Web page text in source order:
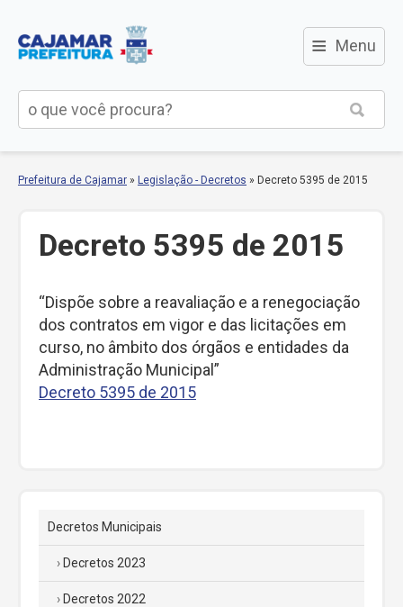
≡ Menu
Prefeitura de Cajamar » Legislação - Decretos » Decreto 5395 de 2015
Decreto 5395 de 2015
“Dispõe sobre a reavaliação e a renegociação
dos contratos em vigor e das licitações em
curso, no âmbito dos órgãos e entidades da
Administração Municipal”
Decreto 5395 de 2015
Decretos Municipais
Decretos 2023
Decretos 2022